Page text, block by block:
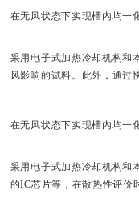
在无风状态下实现槽内均一
采用电子式加热冷却机构和
风影响的试料。此外，通过
在无风状态下实现槽内均一
采用电子式加热冷却机构和
的IC芯片等，在散热性评价